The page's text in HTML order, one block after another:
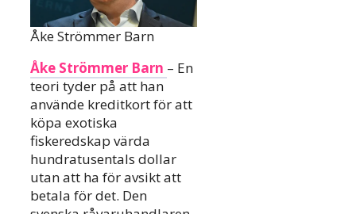
Åke Strömmer Barn
Åke Strömmer Barn – En
teori tyder på att han
använde kreditkort för att
köpa exotiska
fiskeredskap värda
hundratusentals dollar
utan att ha för avsikt att
betala för det. Den